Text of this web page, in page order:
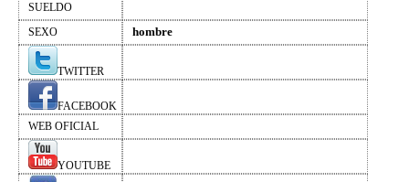
SUELDO
SEXO
hombre
TWITTER
FACEBOOK
WEB OFICIAL
YOUTUBE